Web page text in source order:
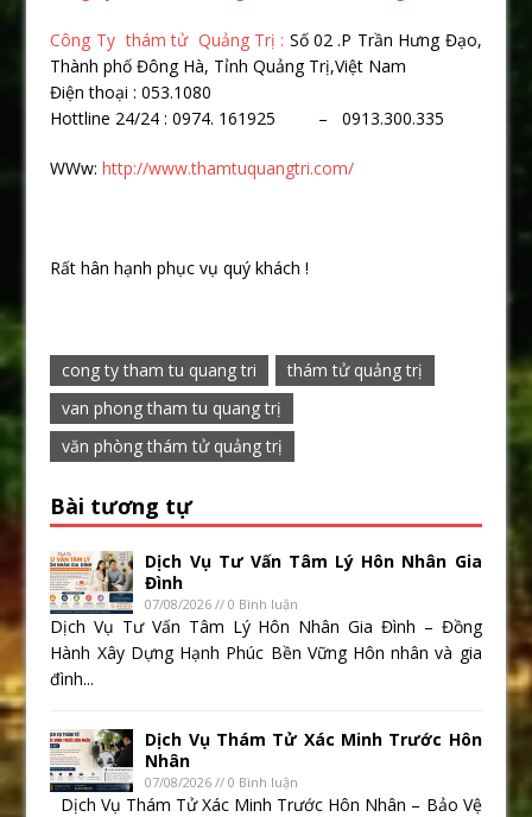
Công Ty thám tử Quảng Trị : Số 02 .P Trần Hưng Đạo,
Thành phố Đông Hà, Tỉnh Quảng Trị,Việt Nam
Điện thoại : 053.1080
Hottline 24/24 : 0974. 161925 – 0913.300.335
WWw:http://www.thamtuquangtri.com/
Rất hân hạnh phục vụ quý khách !
cong ty tham tu quang tri
thám tử quảng trị
van phong tham tu quang trị
văn phòng thám tử quảng trị
Bài tương tự
Dịch Vụ Tư Vấn Tâm Lý Hôn Nhân Gia
Đình
07/08/2026 // 0 Bình luận
Dịch Vụ Tư Vấn Tâm Lý Hôn Nhân Gia Đình – Đồng
Hành Xây Dựng Hạnh Phúc Bền Vững Hôn nhân và gia
đình...
Dịch Vụ Thám Tử Xác Minh Trước Hôn
Nhân
07/08/2026 // 0 Bình luận
Dịch Vụ Thám Tử Xác Minh Trước Hôn Nhân – Bảo Vệ